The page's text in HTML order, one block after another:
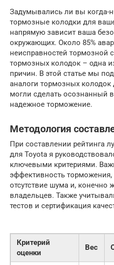
Задумывались ли вы когда-
тормозные колодки для
напрямую зависит ваша
окружающих. Около 85%
неисправностей тормозной
тормозных колодок – одна
причин. В этой статье мы
аналоги тормозных
могли сделать осознанный
надежное торможение.
Методология
При составлении рейтинга
для Toyota я
ключевыми критериями.
эффективность торможения,
отсутствие шума и, конечно
владельцев. Также
тестов и сертификация
Критерий
оценки
Вес